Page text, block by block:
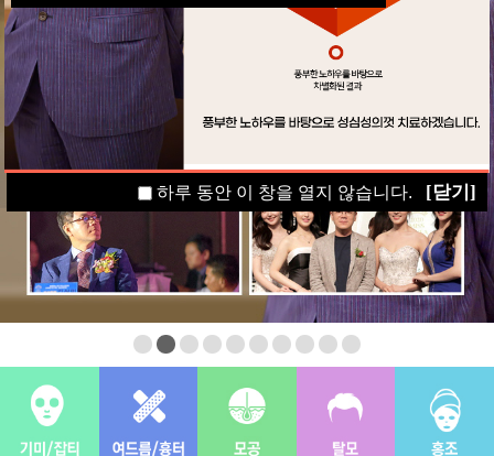
하루 동안 이 창을 열지 않습니다. [닫기]